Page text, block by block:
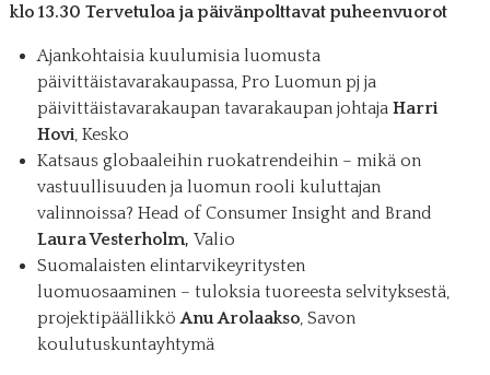
klo 13.30 Tervetuloa ja päivänpolttavat puheenvuorot
Ajankohtaisia kuulumisia luomusta
päivittäistavarakaupassa, Pro Luomun pj ja
päivittäistavarakaupan tavarakaupan johtaja Harri
Hovi , Kesko
Katsaus globaaleihin ruokatrendeihin – mikä on
vastuullisuuden ja luomun rooli kuluttajan
valinnoissa? Head of Consumer Insight and Brand
Laura Vesterholm, Valio
Suomalaisten elintarvikeyritysten
luomuosaaminen – tuloksia tuoreesta selvityksestä,
projektipäällikkö Anu Arolaakso, Savon
koulutuskuntayhtymä